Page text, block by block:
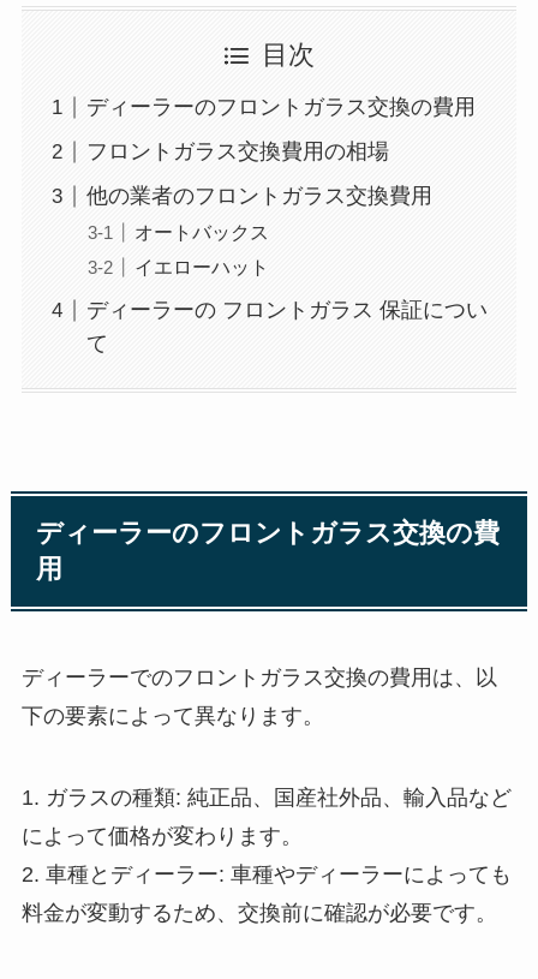
目次
ディーラーのフロントガラス交換の費用
フロントガラス交換費用の相場
他の業者のフロントガラス交換費用
オートバックス
イエローハット
ディーラーの フロントガラス 保証につい
て
ディーラーのフロントガラス交換の費
用
ディーラーでのフロントガラス交換の費用は、以
下の要素によって異なります。
1. ガラスの種類: 純正品、国産社外品、輸入品など
によって価格が変わります。
2. 車種とディーラー: 車種やディーラーによっても
料金が変動するため、交換前に確認が必要です。